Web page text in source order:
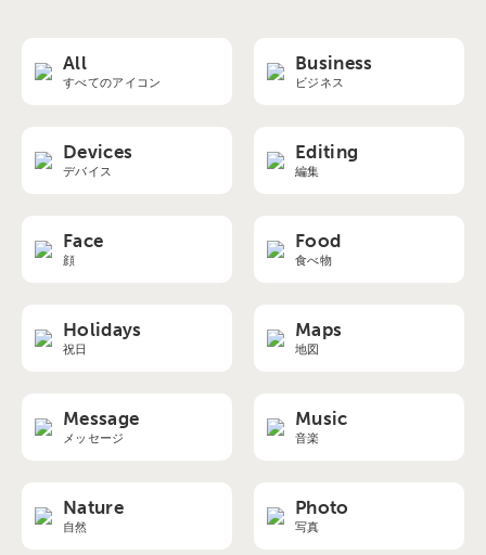
All
すべてのアイコン
Business
ビジネス
Devices
デバイス
Editing
編集
Face
顔
Food
食べ物
Holidays
祝日
Maps
地図
Message
メッセージ
Music
音楽
Nature
自然
Photo
写真